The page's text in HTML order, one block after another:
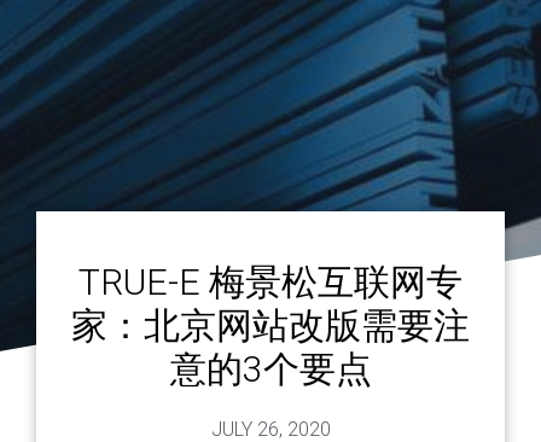
TRUE-E 梅景松互联网专
家：北京网站改版需要注
意的3个要点
JULY 26, 2020